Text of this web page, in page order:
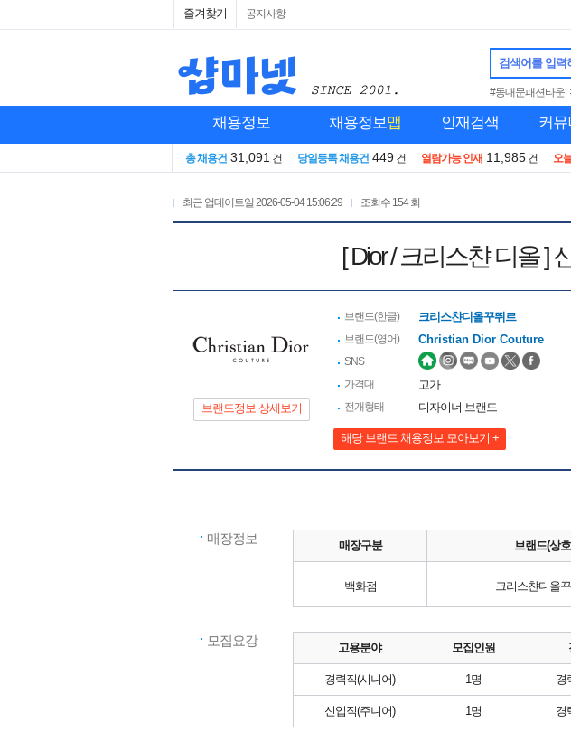
즐겨찾기 공지사항
검색어를 입력
#동대문패션타운
채용정보 채용정보맵 인재검색 커뮤
총 채용건 31,091 건 당일등록 채용건 449 건 열람가능 인재 11,985 건 오
최근 업데이트일 2026-05-04 15:06:29 조회수 154 회
[ Dior / 크리스챤 디올 ]
브랜드정보 상세보기
브랜드(한글) 크리스챤디올꾸뛰르
브랜드(영어) Christian Dior Couture
SNS
가격대
고가
전개형태 디자이너 브랜드
해당 브랜드 채용정보 모아보기 +
매장정보 매장구분 브랜드(상
백화점 크리스챤디올
모집요강 고용분야 모집인원
경력직(시니어) 1명 경
신입직(주니어) 1명 경